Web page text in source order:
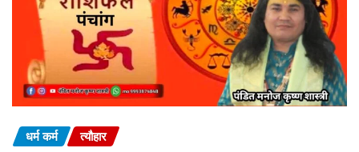
धर्म कर्म त्यौहार